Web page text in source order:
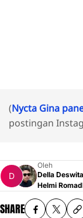
(Nycta Gina
postingan
Oleh
Della
Helmi
SHARE